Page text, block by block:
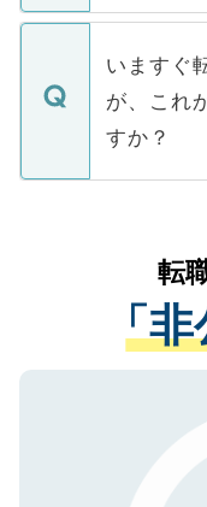
関を公にし
に、医療機
みを人材紹
ています。
定を承諾す
の辞退の連
個人情報が
で、ご安心
などで収集
ご本人のキ
支援を目的
ているすべ
は、個人情
管理基準を
る、プライ
で、機密保
いますぐ
が、これ
すか？
かがいして
経験をまじ
させていた
ない方には
ので、まず
転
「